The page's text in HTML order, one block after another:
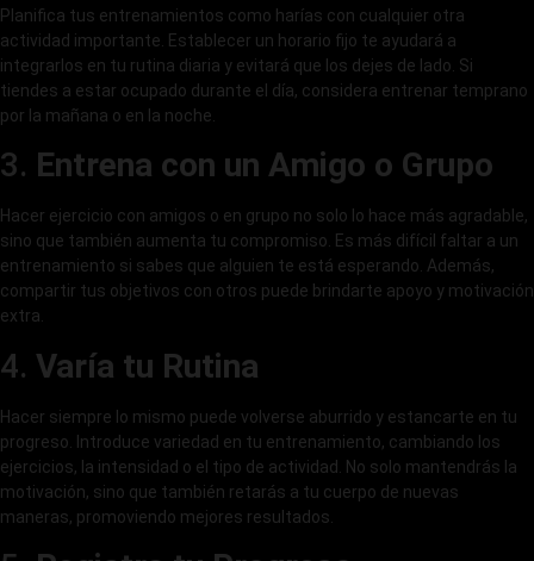
Planifica tus entrenamientos como harías con cualquier otra
actividad importante. Establecer un horario fijo te ayudará a
integrarlos en tu rutina diaria y evitará que los dejes de lado. Si
tiendes a estar ocupado durante el día, considera entrenar temprano
por la mañana o en la noche.
3. Entrena con un Amigo o Grupo
Hacer ejercicio con amigos o en grupo no solo lo hace más agradable,
sino que también aumenta tu compromiso. Es más difícil faltar a un
entrenamiento si sabes que alguien te está esperando. Además,
compartir tus objetivos con otros puede brindarte apoyo y motivación
extra.
4. Varía tu Rutina
Hacer siempre lo mismo puede volverse aburrido y estancarte en tu
progreso. Introduce variedad en tu entrenamiento, cambiando los
ejercicios, la intensidad o el tipo de actividad. No solo mantendrás la
motivación, sino que también retarás a tu cuerpo de nuevas
maneras, promoviendo mejores resultados.